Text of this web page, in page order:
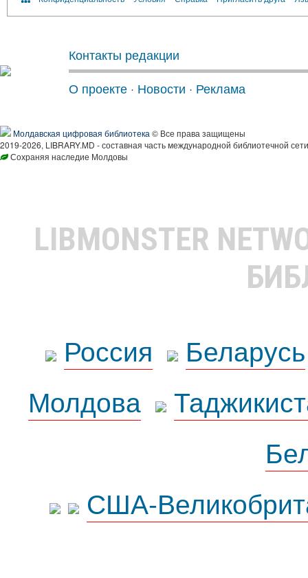
Контакты редакции
О проекте · Новости · Реклама
Молдавская цифровая библиотека © Все права защищены
2019-2026, LIBRARY.MD - составная часть международной библиотечной
Сохраняя наследие Молдовы
LIBMONSTER
Россия
Беларусь
Молдова
США-